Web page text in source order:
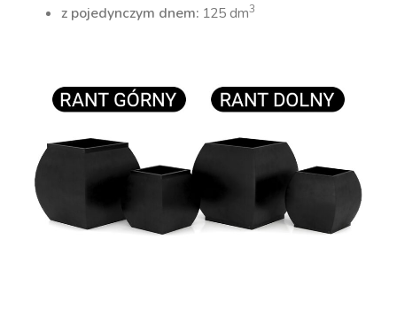
z pojedynczym dnem: 125 dm3